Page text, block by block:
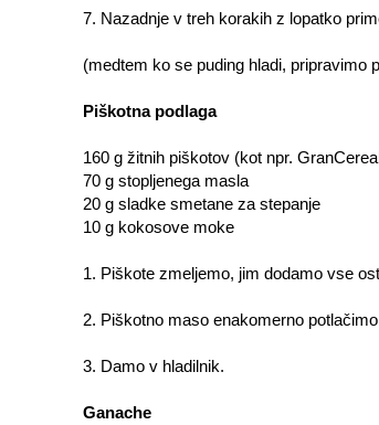
7. Nazadnje v treh korakih z lopatko
(medtem ko se puding hladi, pripravimo
Piškotna podlaga
160 g žitnih piškotov (kot npr.
70 g stopljenega masla
20 g sladke smetane za stepanje
10 g kokosove moke
1. Piškote zmeljemo, jim dodamo vse
2. Piškotno maso enakomerno
3. Damo v hladilnik.
Ganache